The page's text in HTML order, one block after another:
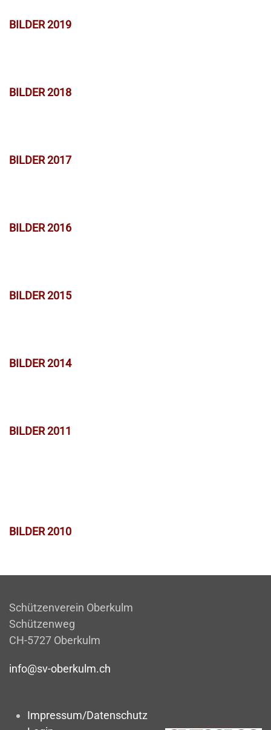
BILDER 2019
BILDER 2018
BILDER 2017
BILDER 2016
BILDER 2015
BILDER 2014
BILDER 2011
BILDER 2010
Schützenverein Oberkulm
Schützenweg
CH-5727 Oberkulm
info@sv-oberkulm.ch
Impressum/Datenschutz